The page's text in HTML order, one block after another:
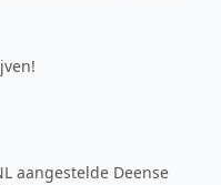
aangestelde Deense